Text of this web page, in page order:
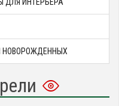
НОВОРОЖДЕННЫХ